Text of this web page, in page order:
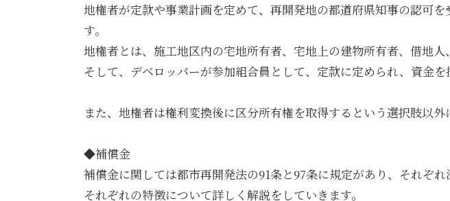
地権者が定款や事業計画を定めて、再開発地の都道府県知事の認可
す。
地権者とは、施工地区内の宅地所有者、宅地上の建物所有者、借地人
そして、デベロッパーが参加組合員として、定款に定められ、資金を
また、地権者は権利変換後に区分所有権を取得するという選択肢以
◆補償金
補償金に関しては都市再開発法の91条と97条に規定があり、それぞれ
それぞれの特徴について詳しく解説をしていきます。